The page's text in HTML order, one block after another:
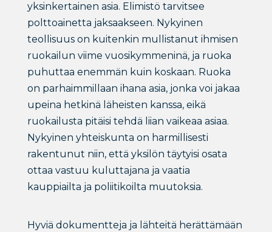
yksinkertainen asia. Elimistö tarvitsee
polttoainetta jaksaakseen. Nykyinen
teollisuus on kuitenkin mullistanut ihmisen
ruokailun viime vuosikymmeninä, ja ruoka
puhuttaa enemmän kuin koskaan. Ruoka
on parhaimmillaan ihana asia, jonka voi jakaa
upeina hetkinä läheisten kanssa, eikä
ruokailusta pitäisi tehdä liian vaikeaa asiaa.
Nykyinen yhteiskunta on harmillisesti
rakentunut niin, että yksilön täytyisi osata
ottaa vastuu kuluttajana ja vaatia
kauppiailta ja poliitikoilta muutoksia.
Hyviä dokumentteja ja lähteitä herättämään